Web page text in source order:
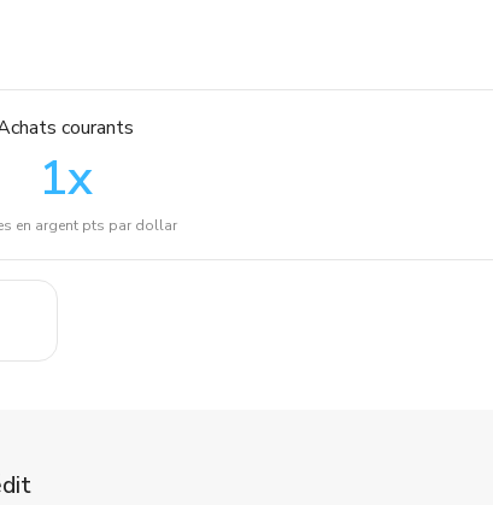
courants
1x
en argent pts par dollar